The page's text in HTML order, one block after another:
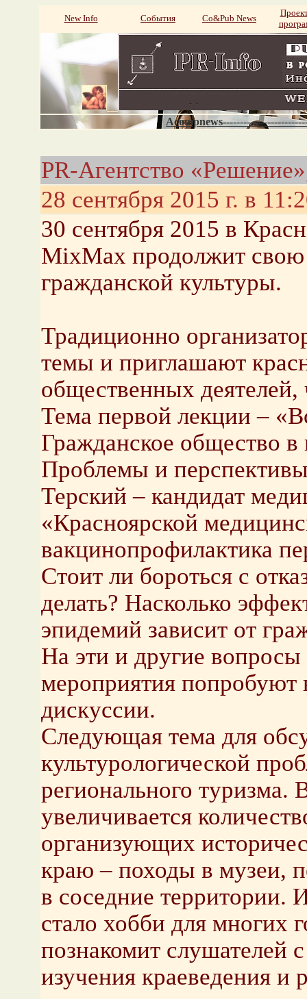
New Info События Со&Pub News
PR-Агентство
28 сентября 2015 г. в
30 сентября 2015 в
MixMax продолжит свою
гражданской культуры.
Традиционно
темы и приглашают
общественных
Тема первой лекции –
Гражданское общество
Проблемы и
Терский – кандидат
«Красноярской
вакцинопрофилактика
Стоит ли бороться с
делать? Насколько
эпидемий зависит от
На эти и другие
мероприятия попробуют
дискуссии.
Следующая тема для
культурологической
регионального туризма.
увеличивается
организующих
краю – походы в музеи,
в соседние территории.
стало хобби для многих
познакомит слушателей
изучения краеведения и